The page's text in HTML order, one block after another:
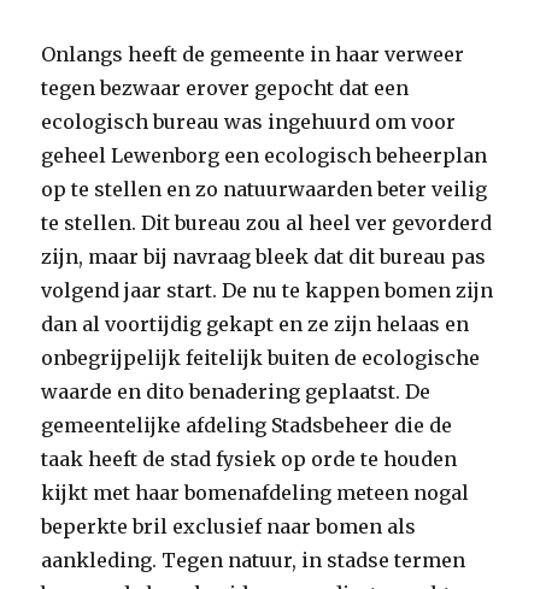
Onlangs heeft de gemeente in haar verweer
tegen bezwaar erover gepocht dat een
ecologisch bureau was ingehuurd om voor
geheel Lewenborg een ecologisch beheerplan
op te stellen en zo natuurwaarden beter veilig
te stellen. Dit bureau zou al heel ver gevorderd
zijn, maar bij navraag bleek dat dit bureau pas
volgend jaar start. De nu te kappen bomen zijn
dan al voortijdig gekapt en ze zijn helaas en
onbegrijpelijk feitelijk buiten de ecologische
waarde en dito benadering geplaatst. De
gemeentelijke afdeling Stadsbeheer die de
taak heeft de stad fysiek op orde te houden
kijkt met haar bomenafdeling meteen nogal
beperkte bril exclusief naar bomen als
aankleding. Tegen natuur, in stadse termen